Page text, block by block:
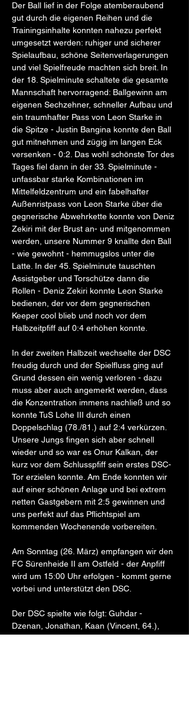
Der Ball lief in der Folge atemberaubend
gut durch die eigenen Reihen und die
Trainingsinhalte konnten nahezu perfekt
umgesetzt werden: ruhiger und sicherer
Spielaufbau, schöne Seitenverlagerungen
und viel Spielfreude machten sich breit. In
der 18. Spielminute schaltete die gesamte
Mannschaft hervorragend: Ballgewinn am
eigenen Sechzehner, schneller Aufbau und
ein traumhafter Pass von Leon Starke in
die Spitze - Justin Bangina konnte den Ball
gut mitnehmen und zügig im langen Eck
versenken - 0:2. Das wohl schönste Tor des
Tages fiel dann in der 33. Spielminute -
unfassbar starke Kombinationen im
Mittelfeldzentrum und ein fabelhafter
Außenristpass von Leon Starke über die
gegnerische Abwehrkette konnte von Deniz
Zekiri mit der Brust an- und mitgenommen
werden, unsere Nummer 9 knallte den Ball
- wie gewohnt - hemmugslos unter die
Latte. In der 45. Spielminute tauschten
Assistgeber und Torschütze dann die
Rollen - Deniz Zekiri konnte Leon Starke
bedienen, der vor dem gegnerischen
Keeper cool blieb und noch vor dem
Halbzeitpfiff auf 0:4 erhöhen konnte.
In der zweiten Halbzeit wechselte der DSC
freudig durch und der Spielfluss ging auf
Grund dessen ein wenig verloren - dazu
muss aber auch angemerkt werden, dass
die Konzentration immens nachließ und so
konnte TuS Lohe III durch einen
Doppelschlag (78./81.) auf 2:4 verkürzen.
Unsere Jungs fingen sich aber schnell
wieder und so war es Onur Kalkan, der
kurz vor dem Schlusspfiff sein erstes DSC-
Tor erzielen konnte. Am Ende konnten wir
auf einer schönen Anlage und bei extrem
netten Gastgebern mit 2:5 gewinnen und
uns perfekt auf das Pflichtspiel am
kommenden Wochenende vorbereiten.
Am Sonntag (26. März) empfangen wir den
FC Sürenheide II am Ostfeld - der Anpfiff
wird um 15:00 Uhr erfolgen - kommt gerne
vorbei und unterstützt den DSC.
Der DSC spielte wie folgt: Guhdar -
Dzenan, Jonathan, Kaan (Vincent, 64.),